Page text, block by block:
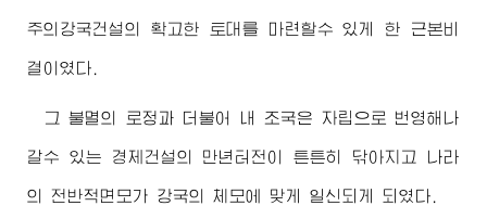
주의강국건설의 확고한 토대를 마련할수 있게 한 근본비
결이였다.
그 불멸의 로정과 더불어 내 조국은 자립으로 번영해나
갈수 있는 경제건설의 만년터전이 튼튼히 닦아지고 나라
의 전반적면모가 강국의 체모에 맞게 일신되게 되였다.